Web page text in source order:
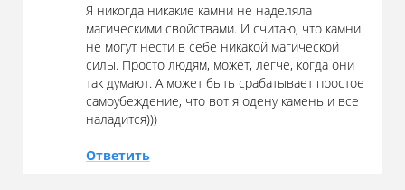
Я никогда никакие камни не наделяла
магическими свойствами. И считаю, что камни
не могут нести в себе никакой магической
силы. Просто людям, может, легче, когда они
так думают. А может быть срабатывает простое
самоубеждение, что вот я одену камень и все
наладится)))
Ответить